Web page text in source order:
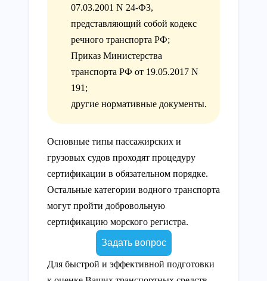
07.03.2001 N 24-ФЗ,
представляющий собой кодекс
речного транспорта РФ;
Приказ Министерства
транспорта РФ от 19.05.2017 N
191;
другие нормативные документы.
Основные типы пассажирских и
грузовых судов проходят процедуру
сертификации в обязательном порядке.
Остальные категории водного транспорта
могут пройти добровольную
сертификацию морского регистра.
Задать вопрос
Для быстрой и эффективной подготовки